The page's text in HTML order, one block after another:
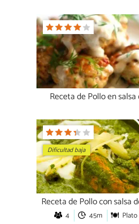
Receta de Pollo en
Dificultad baja
Receta de Pollo con salsa
4 45m